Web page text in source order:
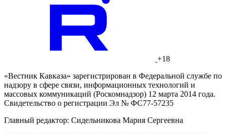
+18
«Вестник Кавказа» зарегистрирован в Федеральной службе по
надзору в сфере связи, информационных технологий и
массовых коммуникаций (Роскомнадзор) 12 марта 2014 года.
Свидетельство о регистрации Эл № ФС77-57235
Главный редактор: Сидельникова Мария Сергеевна